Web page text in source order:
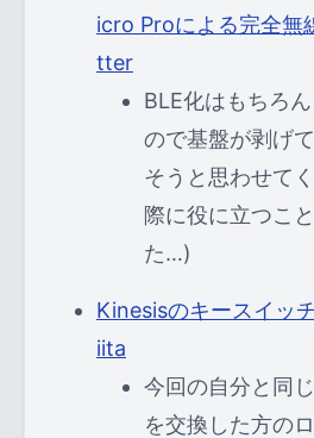
icro Proによる完全無
tter
BLE化はもちろ
ので基盤が剥げ
そうと思わせて
際に役に立つこ
た…)
Kinesisのキースイッ
iita
今回の自分と同
を交換した方の